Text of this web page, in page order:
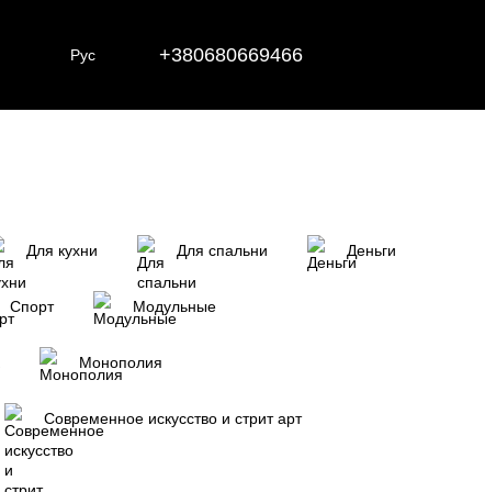
Рус +380680669466
Для кухни Для спальни Деньги
Спорт Модульные
Монополия
Современное искусство и стрит арт